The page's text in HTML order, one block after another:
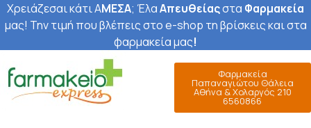
Χρειάζεσαι κάτι ΑΜΕΣΑ; ΈλαΑπευθείαςστα Φαρμακεία
μας! Την τιμή που βλέπεις στο e-shop τη βρίσκεις και στα
φαρμακεία μας!
Φαρμακεία
Παπαναγιώτου Θάλεια
Αθήνα & Χολαργός 210
6560866